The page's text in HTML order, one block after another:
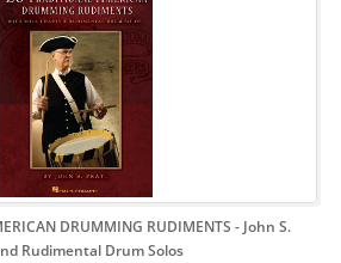
DRUMMING RUDIMENTS - John S.
Rudimental Drum Solos